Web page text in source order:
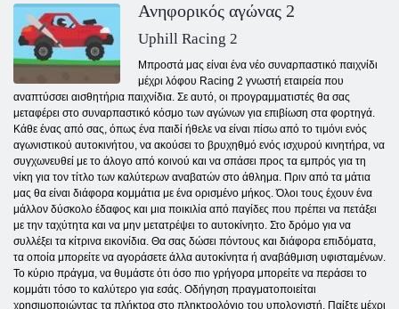
Ανηφορικός αγώνας 2
Uphill Racing 2
Μπροστά μας είναι ένα νέο συναρπαστικό παιχνίδι
μέχρι λόφου Racing 2 γνωστή εταιρεία που
αναπτύσσει αισθητήρια παιχνίδια. Σε αυτό, οι προγραμματιστές θα σας
μεταφέρει στο συναρπαστικό κόσμο των αγώνων για επιβίωση στα φορτηγά.
Κάθε ένας από σας, όπως ένα παιδί ήθελε να είναι πίσω από το τιμόνι ενός
αγωνιστικού αυτοκινήτου, να ακούσει το βρυχηθμό ενός ισχυρού κινητήρα, να
συγχωνευθεί με το άλογο από κοινού και να σπάσει προς τα εμπρός για τη
νίκη για τον τίτλο των καλύτερων αναβατών στο άθλημα. Πριν από τα μάτια
μας θα είναι διάφορα κομμάτια με ένα ορισμένο μήκος. Όλοι τους έχουν ένα
μάλλον δύσκολο έδαφος και μια ποικιλία από παγίδες που πρέπει να πετάξει
με την ταχύτητα και να μην μετατρέψει το αυτοκίνητο. Στο δρόμο για να
συλλέξει τα κίτρινα εικονίδια. Θα σας δώσει πόντους και διάφορα επιδόματα,
τα οποία μπορείτε να αγοράσετε άλλα αυτοκίνητα ή αναβάθμιση υφισταμένων.
Το κύριο πράγμα, να θυμάστε ότι όσο πιο γρήγορα μπορείτε να περάσει το
κομμάτι τόσο το καλύτερο για εσάς. Οδήγηση πραγματοποιείται
χρησιμοποιώντας τα πλήκτρα στο πληκτρολόγιο του υπολογιστή. Παίξτε μέχρι